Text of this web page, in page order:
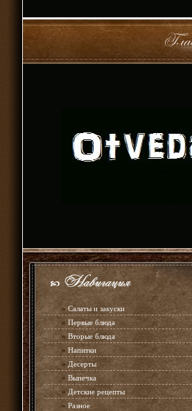
» Салаты и закуски
» Первые блюда
» Вторые блюда
» Напитки
»Десерты
» Выпечка
» Детские рецепты
» Разное